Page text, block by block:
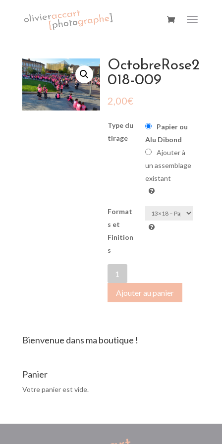
OctobreRose2
018-009
2,00€
Type du
tirage
Papier ou
Alu Dibond
Ajouter à
un assemblage
existant
Format
s et
Finition
s
de
OctobreRose2018-
009
Ajouter au panier
Bienvenue dans ma boutique !
Panier
Votre panier est vide.